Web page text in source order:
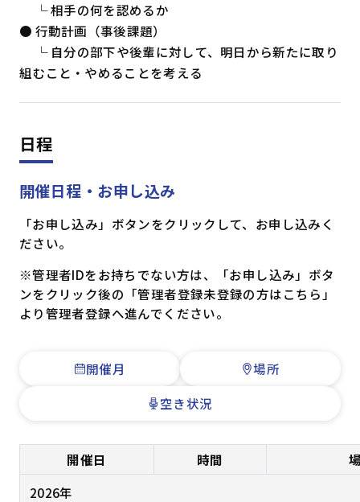
└ 相手の何を認めるか
● 行動計画（事後課題）
└ 自分の部下や後輩に対して、明日から新たに取り
組むこと・やめることを考える
日程
開催日程・お申し込み
「お申し込み」ボタンをクリックして、お申し込みく
ださい。
※管理者IDをお持ちでない方は、「お申し込み」ボタ
ンをクリック後の「管理者登録未登録の方はこちら」
より管理者登録へ進んでください。
開催月
場所
空き状況
開催日 時間
2026年